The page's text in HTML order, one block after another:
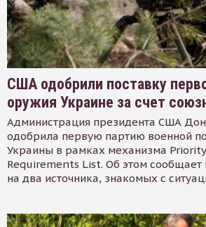
США одобрили поставку
оружия Украине за счет
Администрация президента США
одобрила первую партию военной
Украины в рамках механизма
Requirements List. Об этом сообщает
на два источника, знакомых с